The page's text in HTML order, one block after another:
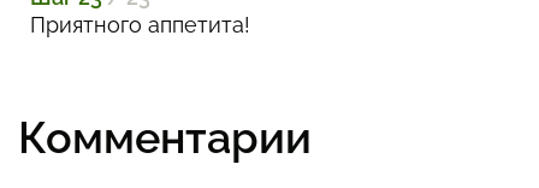
Приятного аппетита!
Комментарии